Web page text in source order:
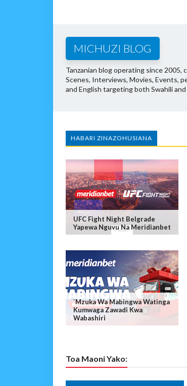
MICHUZI BLOG
Tanzanian blog operating since 2005,
Scenes, Interviews, Movies, Events,
and English targeting both Swahili
HABARI ZINAZOHUSIANA
UFC Fight Night Belgrade
Yapewa Nguvu Na Meridianbet
`Mzuka Wa Mabingwa Watinga
Kumwaga Zawadi Kwa
Wabashiri
Toa Maoni Yako: